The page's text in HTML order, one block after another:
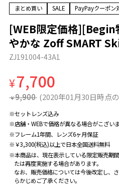
まとめ買い SALE PayPayクーポン
[WEB限定価格][Begin
やかな Zoff SMART
ZJ191004-43A1
¥7,700
¥ 9,900 (2020年01月30日時点
※セットレンズ込み
※店舗・WEBで価格が異なる場合がこざいま
※フレーム1年間、レンズ6ヶ月保証
※￥3,300(税込)以上で日本全国送料無料
※本商品は、現在表示している限定販売期
たは再度実施する場合があります。
なお、販売価格については今後改定し、
らかじめご了承ください。